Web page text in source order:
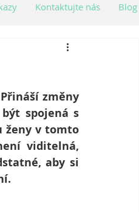
Kontaktujte nás Blog
změny
spojená s
ženy v tomto
viditelná,
aby si